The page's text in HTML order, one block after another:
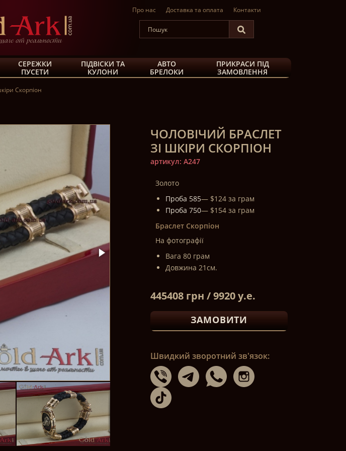
Про нас Доставка та оплата Контакти
СЕРЕЖКИ
ПУСЕТИ
ПІДВІСКИ ТА
КУЛОНИ
АВТО
БРЕЛОКИ
ПРИКРАСИ ПІД
ЗАМОВЛЕННЯ
Скорпіон
ЧОЛОВІЧИЙ БРАСЛЕТ
ЗІ ШКІРИ СКОРПІОН
артикул: A247
Золото
Проба 585— $124 за грам
Проба 750— $154 за грам
Браслет Скорпіон
На фотографії
Вага 80 грам
Довжина 21см.
445408 грн / 9920 у.е.
ЗАМОВИТИ
Швидкий зворотний зв'язок: